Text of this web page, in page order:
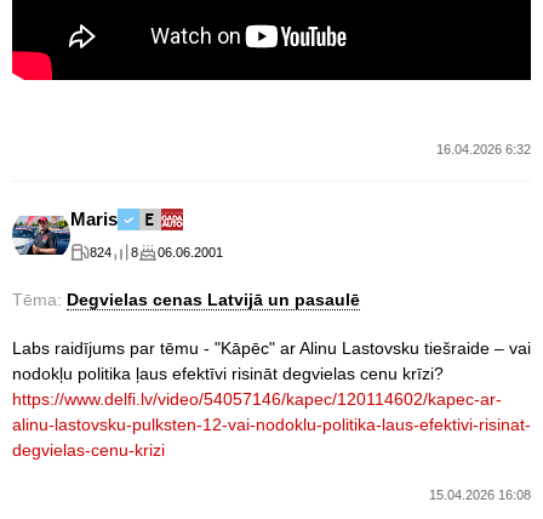
16.04.2026 6:32
Maris
824 8 06.06.2001
Tēma: Degvielas cenas Latvijā un pasaulē
Labs raidījums par tēmu - "Kāpēc" ar Alinu Lastovsku tiešraide – vai
nodokļu politika ļaus efektīvi risināt degvielas cenu krīzi?
https://www.delfi.lv/video/54057146/kapec/120114602/kapec-ar-
alinu-lastovsku-pulksten-12-vai-nodoklu-politika-laus-efektivi-risinat-
degvielas-cenu-krizi
15.04.2026 16:08